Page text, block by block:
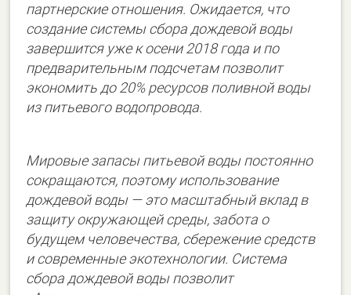
партнерские отношения. Ожидается, что
создание системы сбора дождевой воды
завершится уже к осени 2018 года и по
предварительным подсчетам позволит
экономить до 20% ресурсов поливной воды
из питьевого водопровода.
Мировые запасы питьевой воды постоянно
сокращаются, поэтому использование
дождевой воды — это масштабный вклад в
защиту окружающей среды, забота о
будущем человечества, сбережение средств
и современные экотехнологии. Система
сбора дождевой воды позволит